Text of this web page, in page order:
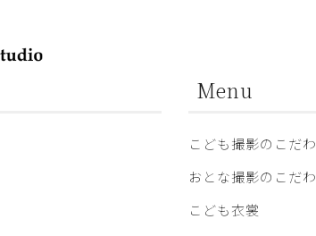
Menu
こども撮影のこだ
おとな撮影のこだ
こども衣裳